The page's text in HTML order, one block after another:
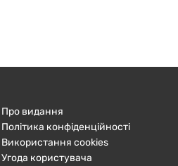
Про видання
Політика конфіденційності
Використання cookies
Угода користувача